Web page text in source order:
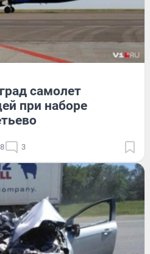
самолет
при наборе
3